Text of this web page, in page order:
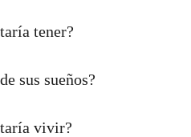
tener?
sus sueños?
vivir?